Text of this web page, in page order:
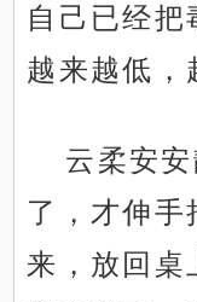
自己已经把
越来越低，
云柔安
了，才伸手
来，放回桌